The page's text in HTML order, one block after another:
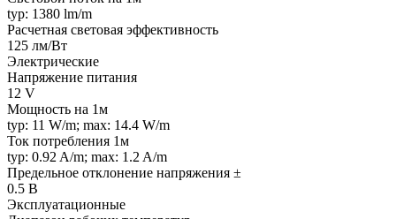
typ: 1380 lm/m
Расчетная световая эффективность
125 лм/Вт
Электрические
Напряжение питания
12 V
Мощность на 1м
typ: 11 W/m; max: 14.4 W/m
Ток потребления 1м
typ: 0.92 A/m; max: 1.2 A/m
Предельное отклонение напряжения ±
0.5 В
Эксплуатационные